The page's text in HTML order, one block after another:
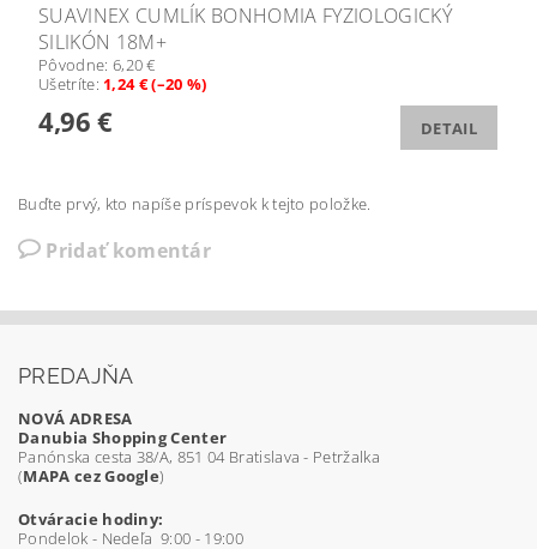
SUAVINEX CUMLÍK BONHOMIA FYZIOLOGICKÝ
SILIKÓN 18M+
Pôvodne: 6,20 €
Ušetríte: 1,24 € (–20 %)
4,96 € DETAIL
Buďte prvý, kto napíše príspevok k tejto položke.
Pridať komentár
PREDAJŇA
NOVÁ ADRESA
Danubia Shopping Center
Panónska cesta 38/A, 851 04 Bratislava - Petržalka
(MAPA cez Google)
Otváracie hodiny:
Pondelok - Nedeľa 9:00 - 19:00